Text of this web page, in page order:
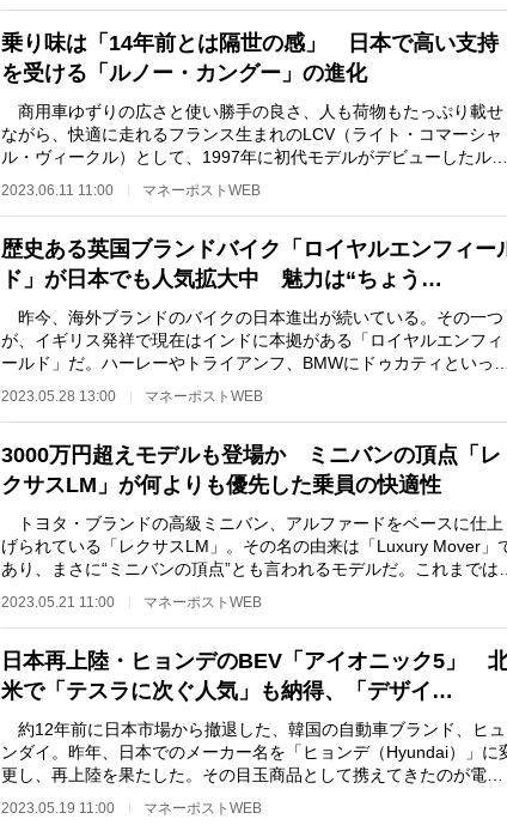
乗り味は「14年前とは隔世の感」 日本で高い支持
を受ける「ルノー・カングー」の進化
商用車ゆずりの広さと使い勝手の良さ、人も荷物もたっぷり載せ
ながら、快適に走れるフランス生まれのLCV（ライト・コマーシャ
ル・ヴィークル）として、1997年に初代モデルがデビューしたルノ
2023.06.11 11:00 マネーポストWEB
歴史ある英国ブランドバイク「ロイヤルエンフィー
ド」が日本でも人気拡大中 魅力は“ちょう…
昨今、海外ブランドのバイクの日本進出が続いている。その一つ
が、イギリス発祥で現在はインドに本拠がある「ロイヤルエンフィ
ールド」だ。ハーレーやトライアンフ、BMWにドゥカティといった
2023.05.28 13:00 マネーポストWEB
3000万円超えモデルも登場か ミニバンの頂点「レ
クサスLM」が何よりも優先した乗員の快適性
トヨタ・ブランドの高級ミニバン、アルファードをベースに仕上
げられている「レクサスLM」。その名の由来は「Luxury Mover」
あり、まさに“ミニバンの頂点”とも言われるモデルだ。これまでは中
2023.05.21 11:00 マネーポストWEB
日本再上陸・ヒョンデのBEV「アイオニック5」
米で「テスラに次ぐ人気」も納得、「デザイ…
約12年前に日本市場から撤退した、韓国の自動車ブランド、ヒュ
ンダイ。昨年、日本でのメーカー名を「ヒョンデ（Hyundai）」に
更し、再上陸を果たした。その目玉商品として携えてきたのが電気
2023.05.19 11:00 マネーポストWEB